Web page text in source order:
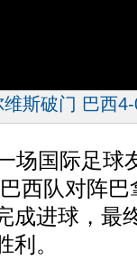
斯破门 巴西
国际足球
西队对阵
成进球，最
。